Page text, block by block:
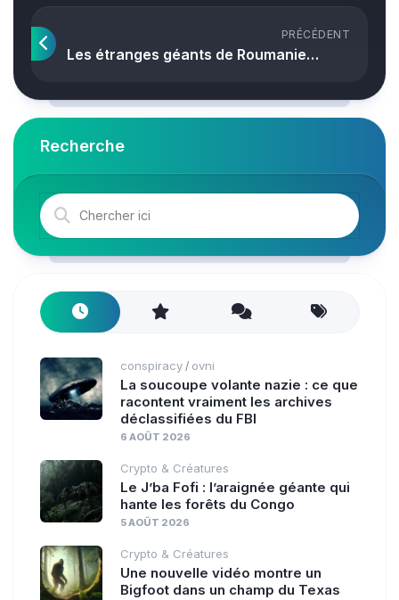
PRÉCÉDENT
Les étranges géants de Roumanie…
Recherche
conspiracy / ovni
La soucoupe volante nazie : ce que
racontent vraiment les archives
déclassifiées du FBI
6 AOÛT 2026
Crypto & Créatures
Le J’ba Fofi : l’araignée géante qui
hante les forêts du Congo
5 AOÛT 2026
Crypto & Créatures
Une nouvelle vidéo montre un
Bigfoot dans un champ du Texas